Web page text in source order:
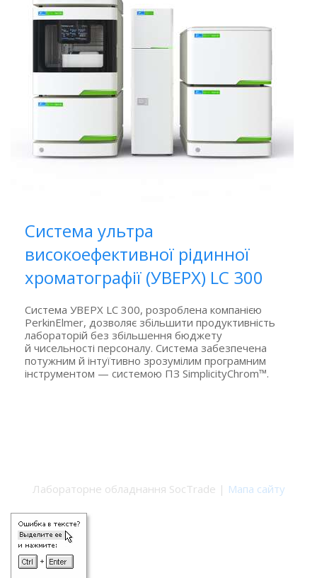
Система ультра
високоефективної рідинної
хроматографії (УВЕРХ) LC 300
Система УВЕРХ LC 300, розроблена компанією
PerkinElmer, дозволяє збільшити продуктивність
лабораторій без збільшення бюджету
й чисельності персоналу. Система забезпечена
потужним й інтуїтивно зрозумілим програмним
інструментом — системою ПЗ SimplicityChrom™.
Лабораторне обладнання SocTrade | Мапа сайту